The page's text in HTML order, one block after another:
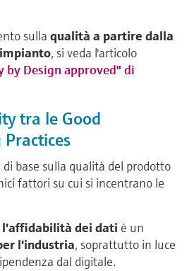
sulla qualità a partire dalla
, si veda l'articolo
by Design approved" di
tra le Good
base sulla qualità del prodotto
fattori su cui si incentrano le
l'affidabilità dei dati è un
l'industria, soprattutto in luce
dal digitale.